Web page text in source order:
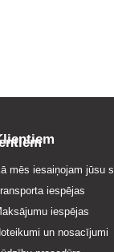
mēs iesaiņojam jūsu
iespējas
iespējas
un nosacījumi